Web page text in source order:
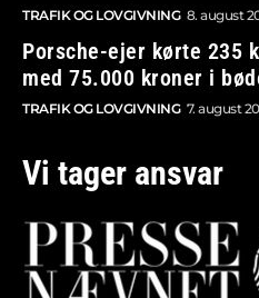
TRAFIK OG LOVGIVNING 8. august
Porsche-ejer kørte 235
med 75.000 kroner i
TRAFIK OG LOVGIVNING 7. august
Vi tager ansvar